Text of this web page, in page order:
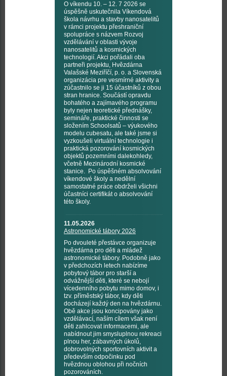
O víkendu 10. – 12. 7 2026 se
úspěšně uskutečnila Víkendová
škola návrhu a stavby nanosatelitů
v rámci projektu přeshraniční
spolupráce s názvem Rozvoj
vzdělávání v oblasti vývoje
nanosatelitů a kosmických
technologií. Akci pořádali oba
partneři projektu, Hvězdárna
Valašské Meziříčí, p. o. a Slovenská
organizácia pre vesmírné aktivity a
zúčastnilo se ji 15 účastníků z obou
stran hranice. Součástí opravdu
bohatého a zajímavého programu
byly nejen teoretické přednášky,
semináře, praktické činnosti se
složením Schoolsatů – výukového
modelu cubesatu, ale také jsme si
vyzkoušeli virtuální technologie i
praktická pozorování kosmických
objektů pozemními dalekohledy,
včetně Mezinárodní kosmické
stanice. Po úspěšném absolvování
víkendové školy a nedělní
samostatné práce obdrželi všichni
účastníci certifikát o absolvování
této školy.
11.05.2026
Astronomické tábory 2026
Po dvouleté přestávce organizuje
hvězdárna pro děti a mládež
astronomické tábory. Podobně jako
v předchozích letech nabízíme
pobytový tábor pro starší a
odvážnější děti, které se nebojí
vícedenního pobytu mimo domov, i
tzv. příměstský tábor, kdy děti
docházejí každý den na hvězdárnu.
Obě akce jsou koncipovány jako
vzdělávací, naším cílem však není
děti zahlcovat informacemi, ale
nabídnout jim smysluplnou rekreaci
plnou her, zábavných úkolů,
dobrovolných sportovních aktivit a
především odpočinku pod
hvězdnou oblohou při nočních
pozorováních.